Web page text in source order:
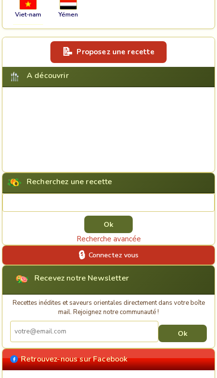
Viet-nam Yémen
Proposez une recette
A découvrir
Recherchez une recette
Recherche avancée
Connectez vous
Recevez notre Newsletter
Recettes inédites et saveurs orientales directement dans votre boîte
mail. Rejoignez notre communauté !
Retrouvez-nous sur Facebook